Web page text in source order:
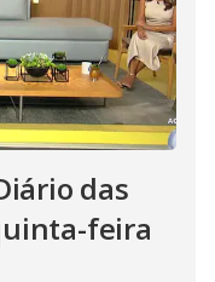
das
feira